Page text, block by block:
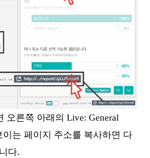
오른쪽 아래의 Live: General
는 페이지 주소를 복사하면 다
다.